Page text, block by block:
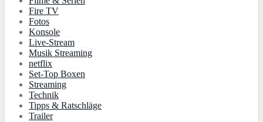
Fire TV
Fotos
Konsole
Live-Stream
Musik Streaming
netflix
Set-Top Boxen
Streaming
Technik
Tipps & Ratschläge
Trailer